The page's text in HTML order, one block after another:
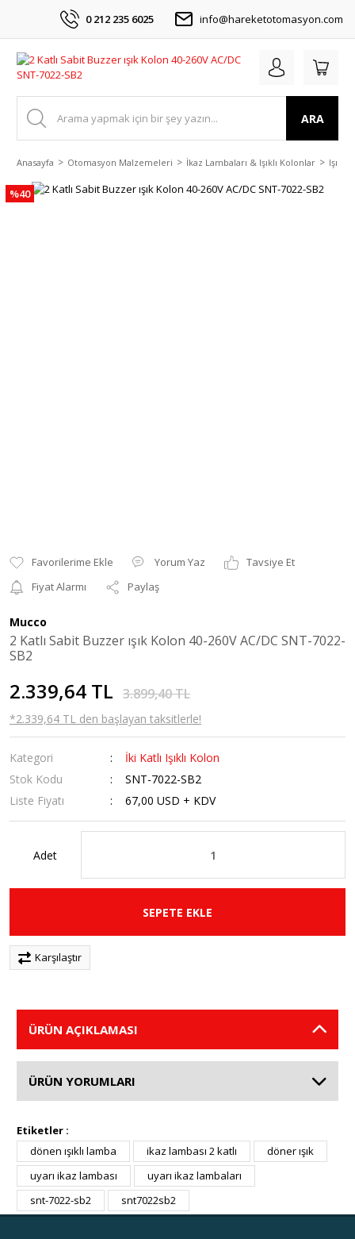
0 212 235 6025 info@hareketotomasyon.com
ARA
Anasayfa Otomasyon Malzemeleri İkaz Lambaları & Işıklı Kolonlar Işıklı
%40
Yorum Yaz
Tavsiye Et
Fiyat Alarmı
Paylaş
Mucco
2 Katlı Sabit Buzzer ışık Kolon 40-260V AC/DC SNT-7022-
SB2
2.339,64 TL 3.899,40 TL
*2.339,64 TL den başlayan taksitlerle!
Kategori
İki Katlı Işıklı Kolon
Stok Kodu
SNT-7022-SB2
Liste Fiyatı
67,00 USD + KDV
Adet
SEPETE EKLE
Karşılaştır
ÜRÜN AÇIKLAMASI
ÜRÜN YORUMLARI
Etiketler :
dönen ışıklı lamba
ikaz lambası 2 katlı
döner ışık
uyarı ikaz lambası
uyarı ikaz lambaları
snt-7022-sb2
snt7022sb2